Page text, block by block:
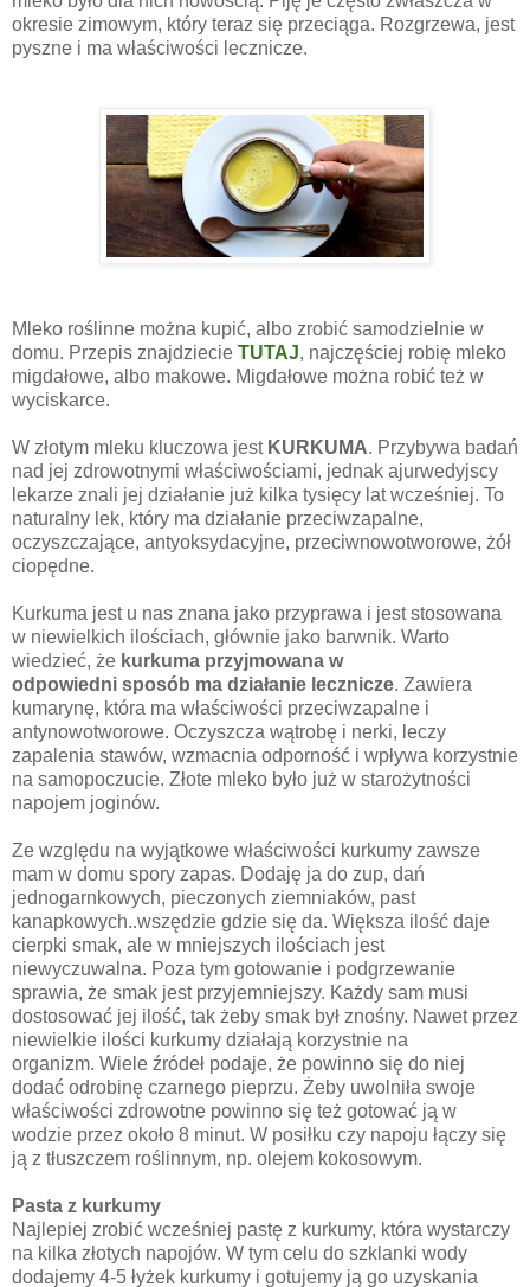
okresie zimowym, który teraz się przeciąga. Rozgrzewa, jest
pyszne i ma właściwości lecznicze.
Mleko roślinne można kupić, albo zrobić samodzielnie w
domu. Przepis znajdziecie TUTAJ, najczęściej robię mleko
migdałowe, albo makowe. Migdałowe można robić też w
wyciskarce.
W złotym mleku kluczowa jest KURKUMA. Przybywa badań
nad jej zdrowotnymi właściwościami, jednak ajurwedyjscy
lekarze znali jej działanie już kilka tysięcy lat wcześniej. To
naturalny lek, który ma działanie przeciwzapalne,
oczyszczające, antyoksydacyjne, przeciwnowotworowe, żół
ciopędne.
Kurkuma jest u nas znana jako przyprawa i jest stosowana
w niewielkich ilościach, głównie jako barwnik. Warto
wiedzieć, że kurkuma przyjmowana w
odpowiedni sposób ma działanie lecznicze. Zawiera
kumarynę, która ma właściwości przeciwzapalne i
antynowotworowe. Oczyszcza wątrobę i nerki, leczy
zapalenia stawów, wzmacnia odporność i wpływa korzystnie
na samopoczucie. Złote mleko było już w starożytności
napojem joginów.
Ze względu na wyjątkowe właściwości kurkumy zawsze
mam w domu spory zapas. Dodaję ja do zup, dań
jednogarnkowych, pieczonych ziemniaków, past
kanapkowych..wszędzie gdzie się da. Większa ilość daje
cierpki smak, ale w mniejszych ilościach jest
niewyczuwalna. Poza tym gotowanie i podgrzewanie
sprawia, że smak jest przyjemniejszy. Każdy sam musi
dostosować jej ilość, tak żeby smak był znośny. Nawet przez
niewielkie ilości kurkumy działają korzystnie na
organizm. Wiele źródeł podaje, że powinno się do niej
dodać odrobinę czarnego pieprzu. Żeby uwolniła swoje
właściwości zdrowotne powinno się też gotować ją w
wodzie przez około 8 minut. W posiłku czy napoju łączy się
ją z tłuszczem roślinnym, np. olejem kokosowym.
Pasta z kurkumy
Najlepiej zrobić wcześniej pastę z kurkumy, która wystarczy
na kilka złotych napojów. W tym celu do szklanki wody
dodajemy 4-5 łyżek kurkumy i gotujemy ją go uzyskania